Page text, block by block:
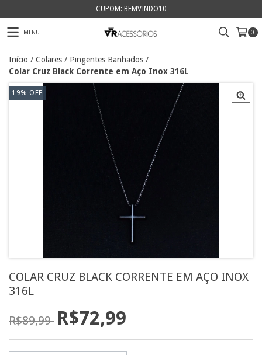
CUPOM: BEMVINDO10
MENU 0
Início / Colares / Pingentes Banhados /
Colar Cruz Black Corrente em Aço Inox 316L
19% OFF
COLAR CRUZ BLACK CORRENTE EM AÇO INOX
316L
R$89,99 R$72,99